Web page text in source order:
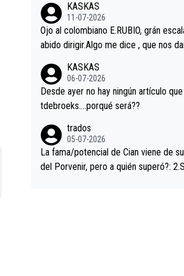
casi sin pedalear, luego está el saludo
la mano de una manera muy
oques en el hombro con que saludaba
o aprieta, a ver si por querer poner a
n posición de podio UAE y Pojacar
KASKAS
11-07-2026
Ojo al colombiano E.RUBIO, grán
abido dirigir.Algo me dice ,
KASKAS
06-07-2026
Desde ayer no hay ningún artículo que no
tdebroeks….porqué será??
trados
05-07-2026
La fama/potencial de Cian viene de
del Porvenir, pero a quién superó?: